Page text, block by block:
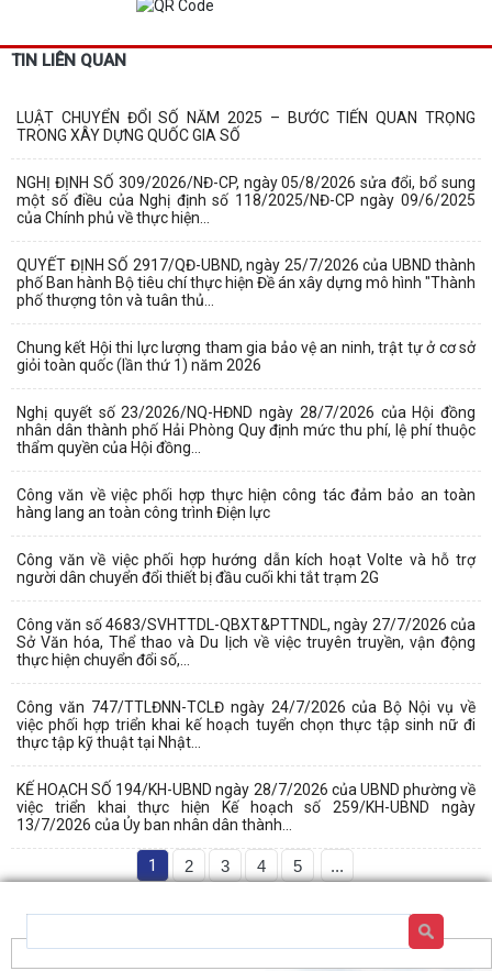
TIN LIÊN QUAN
LUẬT CHUYỂN ĐỔI SỐ NĂM 2025 – BƯỚC TIẾN QUAN TRỌNG
TRONG XÂY DỰNG QUỐC GIA SỐ
NGHỊ ĐỊNH SỐ 309/2026/NĐ-CP, ngày 05/8/2026 sửa đổi, bổ sung
một số điều của Nghị định số 118/2025/NĐ-CP ngày 09/6/2025
của Chính phủ về thực hiện...
QUYẾT ĐỊNH SỐ 2917/QĐ-UBND, ngày 25/7/2026 của UBND thành
phố Ban hành Bộ tiêu chí thực hiện Đề án xây dựng mô hình "Thành
phố thượng tôn và tuân thủ...
Chung kết Hội thi lực lượng tham gia bảo vệ an ninh, trật tự ở cơ sở
giỏi toàn quốc (lần thứ 1) năm 2026
Nghị quyết số 23/2026/NQ-HĐND ngày 28/7/2026 của Hội đồng
nhân dân thành phố Hải Phòng Quy định mức thu phí, lệ phí thuộc
thẩm quyền của Hội đồng...
Công văn về việc phối hợp thực hiện công tác đảm bảo an toàn
hàng lang an toàn công trình Điện lực
Công văn về việc phối hợp hướng dẫn kích hoạt Volte và hỗ trợ
người dân chuyển đổi thiết bị đầu cuối khi tắt trạm 2G
Công văn số 4683/SVHTTDL-QBXT&PTTNDL, ngày 27/7/2026 của
Sở Văn hóa, Thể thao và Du lịch về việc truyên truyền, vận động
thực hiện chuyển đổi số,...
Công văn 747/TTLĐNN-TCLĐ ngày 24/7/2026 của Bộ Nội vụ về
việc phối hợp triển khai kế hoạch tuyển chọn thực tập sinh nữ đi
thực tập kỹ thuật tại Nhật...
KẾ HOẠCH SỐ 194/KH-UBND ngày 28/7/2026 của UBND phường về
việc triển khai thực hiện Kế hoạch số 259/KH-UBND ngày
13/7/2026 của Ủy ban nhân dân thành...
1 2 3 4 5 ...